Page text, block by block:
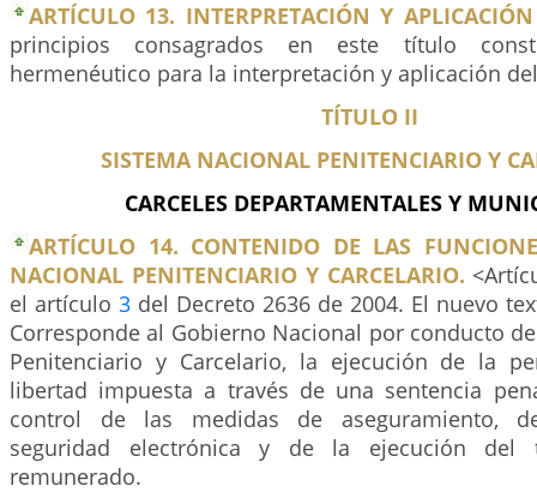
ARTÍCULO 13. INTERPRETACIÓN Y
principios consagrados en este título
hermenéutico para la interpretación y aplicación
TÍTULO II
SISTEMA NACIONAL PENITENCIARIO Y
CARCELES DEPARTAMENTALES Y
ARTÍCULO 14. CONTENIDO DE LAS
NACIONAL PENITENCIARIO Y CARCELARIO.
el artículo 3 del Decreto 2636 de 2004. El nuevo
Corresponde al Gobierno Nacional por conducto
Penitenciario y Carcelario, la ejecución de la
libertad impuesta a través de una sentencia
control de las medidas de aseguramiento,
seguridad electrónica y de la ejecución del
remunerado.